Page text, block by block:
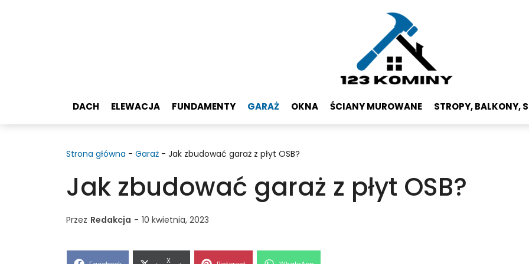
DACH ELEWACJA FUNDAMENTY GARAŻ OKNA ŚCIANY MUROWANE STROPY, BALKONY,
Strona główna - Garaż - Jak zbudować garaż z płyt OSB?
Jak zbudować garaż z płyt OSB?
Przez Redakcja - 10 kwietnia, 2023
Share
X